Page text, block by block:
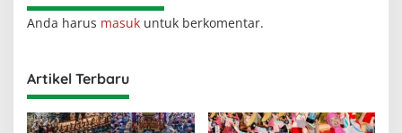
Anda harus masuk untuk berkomentar.
Artikel Terbaru